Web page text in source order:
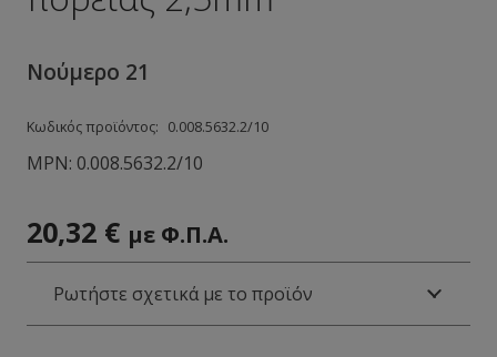
Νούμερο 21
Κωδικός προϊόντος: 0.008.5632.2/10
MPN: 0.008.5632.2/10
20,32 € με Φ.Π.Α.
Ρωτήστε σχετικά με το προϊόν